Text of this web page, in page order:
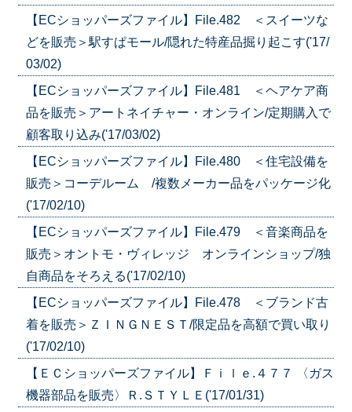
【ECショッパーズファイル】File.482 ＜スイーツな
どを販売＞駅すぱモール/隠れた特産品掘り起こす('17/
03/02)
【ECショッパーズファイル】File.481 ＜ヘアケア商
品を販売＞アートネイチャー・オンライン/定期購入で
顧客取り込み('17/03/02)
【ECショッパーズファイル】File.480 ＜住宅設備を
販売＞コーデルーム /複数メーカー品をパッケージ化
('17/02/10)
【ECショッパーズファイル】File.479 ＜音楽商品を
販売＞オントモ・ヴィレッジ オンラインショップ/独
自商品をそろえる('17/02/10)
【ECショッパーズファイル】File.478 ＜ブランド古
着を販売＞ＺＩＮＧＮＥＳＴ/限定品を高額で買い取り
('17/02/10)
【ＥＣショッパーズファイル】Ｆｉｌｅ.４７７ 〈ガス
機器部品を販売〉Ｒ.ＳＴＹＬＥ('17/01/31)